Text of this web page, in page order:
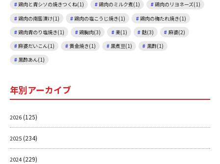
鶏肉と青シソの焼きつくね(1)
鶏肉のミルク煮(1)
鶏肉のリヨネーズ(1)
鶏肉の南蛮漬け(1)
鶏肉の塩こうじ焼き(1)
鶏肉の梅たれ焼き(1)
鶏肉青のり塩焼き(1)
鶏胸肉(3) 麦(1) 麩(3)
麻婆(2)
麻婆だいこん(1)
黄金焼き(1) 黒煮豆(1)
黒酢(1)
黒酢あん(1)
年別アーカイブ
2026(125)
2025(234)
2024(229)